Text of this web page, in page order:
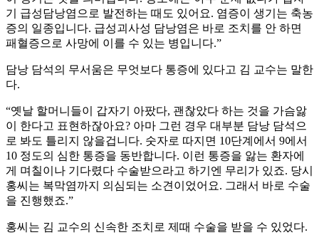
기 급성담낭염으로 발전하는 때도 있어요. 염증이 생기는 축농
증의 일종입니다. 급성괴사성 담낭염은 바로 조치를 안 하면
패혈증으로 사망에 이를 수 있는 병입니다.”
담낭 담석의 무서움은 무엇보다 통증에 있다고 김 교수는 말한
다.
“옛날 할머니들이 갑자기 아팠다, 괜찮았다 하는 것을 가슴앓
이 한다고 표현하잖아요? 아마 그런 경우 대부분 담낭 담석으
로 봐도 틀리지 않을겁니다. 숫자로 따지면 10단계에서 9에서
10 정도의 심한 통증을 동반합니다. 이런 통증을 앓는 환자에
게 며칠이나 기다렸다 수술받으라고 하기엔 무리가 있죠. 당시
홍씨는 복막염까지 의심되는 소견이었어요. 그래서 바로 수술
을 진행했죠.”
홍씨는 김 교수의 신속한 조치로 제때 수술을 받을 수 있었다.